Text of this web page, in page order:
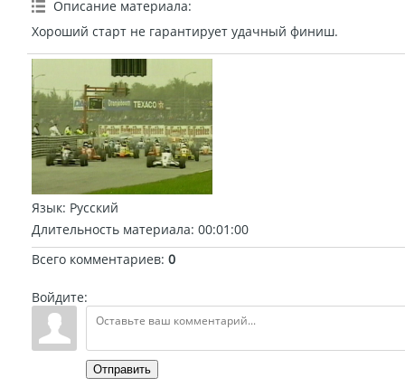
Описание материала:
Хороший старт не гарантирует удачный финиш.
Язык: Русский
Длительность материала: 00:01:00
Всего комментариев: 0
Войдите:
Отправить